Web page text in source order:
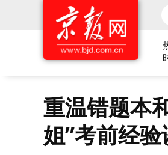
重温错题本
姐”考前经验